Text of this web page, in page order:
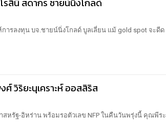
สินี สดากร ชายน์นิ่งโกลด์
ารลงทุน บจ.ชายน์นิ่งโกลด์ บูลเลี่ยน แม้ gold spot จะดีด
วิริยะนุเคราะห์ ออสสิริส
หรัฐ-อิหร่าน พร้อมรอตัวเลข NFP ในคืนวันพรุ่งนี้ คุณพีระ